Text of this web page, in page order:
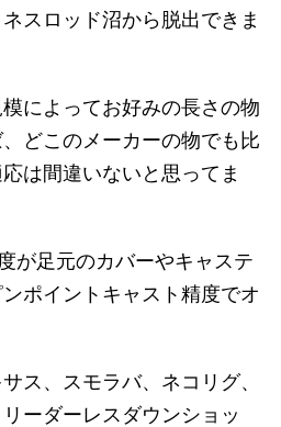
スロッド沼から脱出できま
によってお好みの長さの物
どこのメーカーの物でも比
は間違いないと思ってま
が足元のカバーやキャステ
ポイントキャスト精度でオ
ス、スモラバ、ネコリグ、
ーダーレスダウンショッ